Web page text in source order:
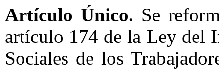
Artículo Único. Se
artículo 174 de la Ley del
Sociales de los